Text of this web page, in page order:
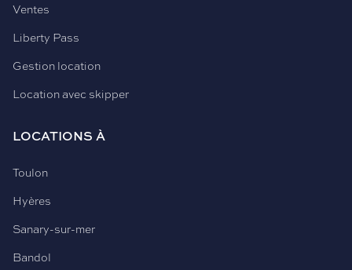
Ventes
Liberty Pass
Gestion location
Location avec skipper
LOCATIONS À
Toulon
Hyères
Sanary-sur-mer
Bandol